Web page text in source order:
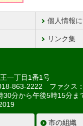
個人情報
リンク集
一丁目1番1号
863-2222 ファクス
30分から午後5時15分ま
市の組織